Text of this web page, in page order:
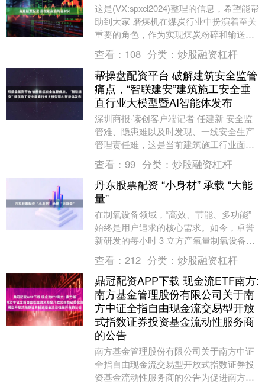
这是(VX:spxcl2024)整理的信息，希望能帮
助到大家 磨煤机在煤炭行业中扮演着至关
重要的角色，作为实现煤炭粉碎和输送的
核心设备，其运行的稳定性直接关系到....
查看： 108 分类： 炒股融资杠杆
帮操盘配资平台 破解建筑安全监管
痛点，“智联建安”建筑施工安全垂
直行业大模型暨AI智能体发布
深圳商报·读创客户端记者 任建新 安全监
管难、隐患难以及时发现、一线安全生产
管理责任难，这是当前建筑施工行业面临
的痛点。8月29日下午，“智联建安——建
筑施工安....
查看： 99 分类： 炒股融资杠杆
丹东股票配资 “小身材” 承载 “大能
量”
在制氧设备领域，“高效、节能、多功能”
始终是用户追求的核心需求。如今，卓誉
新研发的每小时 3 立方产氧量制氧设备，
凭借诸多突破性优势，正为基层医疗与高
端居家场....
查看： 212 分类： 炒股融资杠杆
鼎冠配资APP下载 现金流ETF南方:
南方基金管理股份有限公司关于南
方中证全指自由现金流交易型开放
式指数证券投资基金流动性服务商
的公告
南方基金管理股份有限公司关于南方中证
全指自由现金流交易型开放式指数证券投
资基金流动性服务商的公告为促进南方中